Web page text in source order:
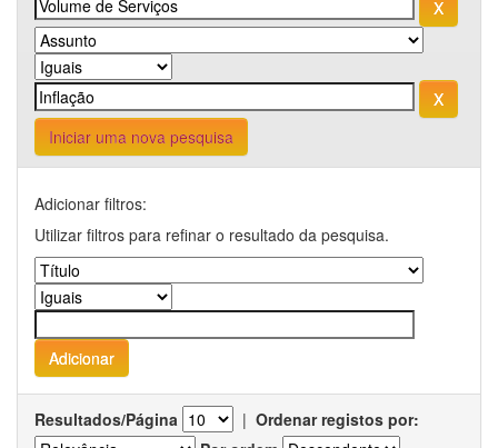
Iniciar uma nova pesquisa
Adicionar filtros:
Utilizar filtros para refinar o resultado da pesquisa.
Resultados/Página | Ordenar registos por: